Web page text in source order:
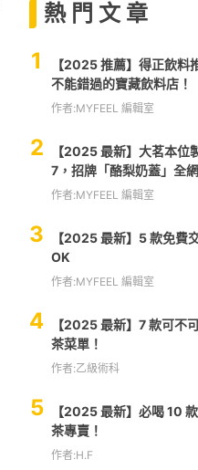
熱 門 文 章
1
【2025 推薦】得正飲料
不能錯過的寶藏飲料店！
作者:MYFEEL 編輯室
2
【2025 最新】大茗本位
7，招牌「酪梨奶蓋」全
作者:MYFEEL 編輯室
3
【2025 最新】5 款免費
OK
作者:MYFEEL 編輯室
4
【2025 最新】7 款可不
茶菜單！
作者:乙級術科
5
【2025 最新】必喝 10
茶專賣！
作者:H.F